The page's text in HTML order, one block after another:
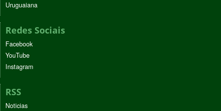
Uruguaiana
Redes Sociais
Facebook
YouTube
Instagram
RSS
Noticias